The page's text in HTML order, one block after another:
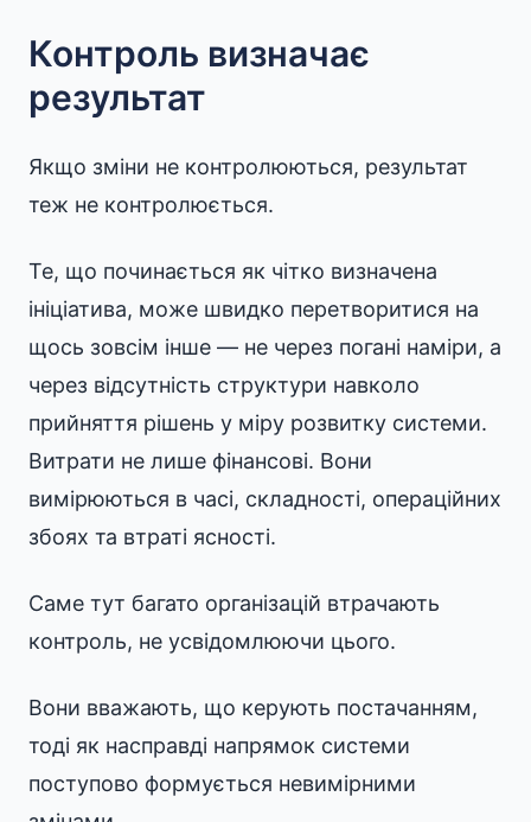
Контроль визначає
результат
Якщо зміни не контролюються, результат
теж не контролюється.
Те, що починається як чітко визначена
ініціатива, може швидко перетворитися на
щось зовсім інше — не через погані наміри, а
через відсутність структури навколо
прийняття рішень у міру розвитку системи.
Витрати не лише фінансові. Вони
вимірюються в часі, складності, операційних
збоях та втраті ясності.
Саме тут багато організацій втрачають
контроль, не усвідомлюючи цього.
Вони вважають, що керують постачанням,
тоді як насправді напрямок системи
поступово формується невимірними